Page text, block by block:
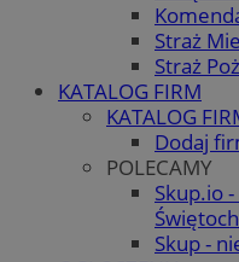
Straż
Straż
KATALOG FIRM
KATALOG
Dodaj
POLECAMY
Skup.io
Skup -